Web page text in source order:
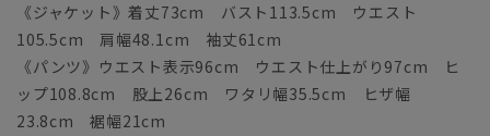
《ジャケット》着丈73cm バスト113.5cm ウエスト
105.5cm 肩幅48.1cm 袖丈61cm
《パンツ》ウエスト表示96cm ウエスト仕上がり97cm ヒ
ップ108.8cm 股上26cm ワタリ幅35.5cm ヒザ幅
23.8cm 裾幅21cm